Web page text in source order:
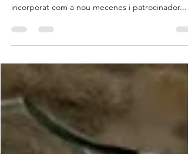
Avui estem emocionats de compartir una notícia
incorporat com a nou mecenes i patrocinador...